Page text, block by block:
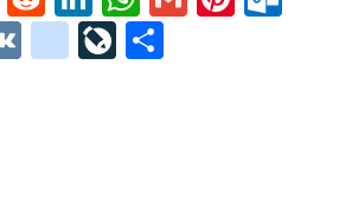
m
ai
e
d
n
ke
h
at
g
Li